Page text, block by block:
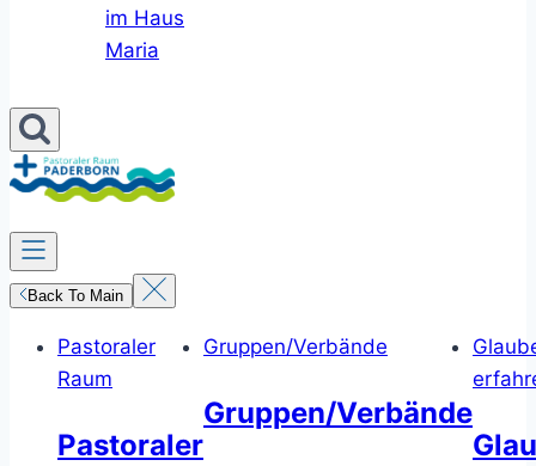
im Haus
Maria
Back To Main
Pastoraler
Raum
Pastoraler
Gruppen/Verbände
Gruppen/Verbände